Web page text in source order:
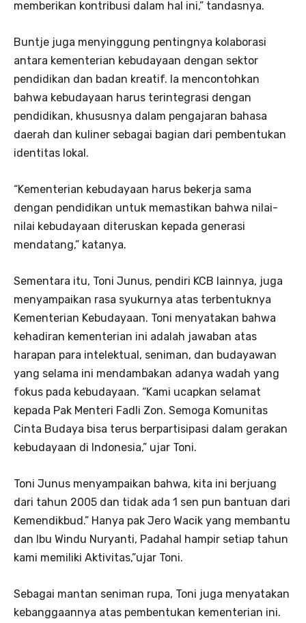
memberikan kontribusi dalam hal ini,” tandasnya.
Buntje juga menyinggung pentingnya kolaborasi
antara kementerian kebudayaan dengan sektor
pendidikan dan badan kreatif. Ia mencontohkan
bahwa kebudayaan harus terintegrasi dengan
pendidikan, khususnya dalam pengajaran bahasa
daerah dan kuliner sebagai bagian dari pembentukan
identitas lokal.
“Kementerian kebudayaan harus bekerja sama
dengan pendidikan untuk memastikan bahwa nilai-
nilai kebudayaan diteruskan kepada generasi
mendatang,” katanya.
Sementara itu, Toni Junus, pendiri KCB lainnya, juga
menyampaikan rasa syukurnya atas terbentuknya
Kementerian Kebudayaan. Toni menyatakan bahwa
kehadiran kementerian ini adalah jawaban atas
harapan para intelektual, seniman, dan budayawan
yang selama ini mendambakan adanya wadah yang
fokus pada kebudayaan. “Kami ucapkan selamat
kepada Pak Menteri Fadli Zon. Semoga Komunitas
Cinta Budaya bisa terus berpartisipasi dalam gerakan
kebudayaan di Indonesia,” ujar Toni.
Toni Junus menyampaikan bahwa, kita ini berjuang
dari tahun 2005 dan tidak ada 1 sen pun bantuan dari
Kemendikbud.” Hanya pak Jero Wacik yang membantu
dan Ibu Windu Nuryanti, Padahal hampir setiap tahun
kami memiliki Aktivitas,”ujar Toni.
Sebagai mantan seniman rupa, Toni juga menyatakan
kebanggaannya atas pembentukan kementerian ini.